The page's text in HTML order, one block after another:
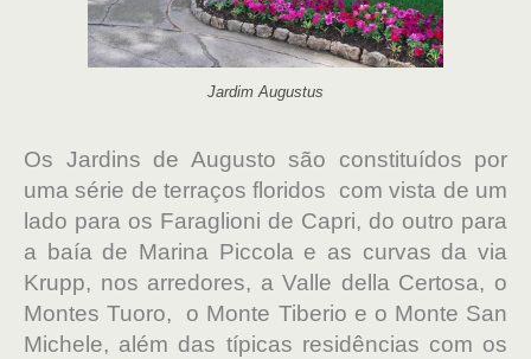
Jardim Augustus
Os Jardins de Augusto são constituídos por
uma série de terraços floridos com vista de um
lado para os Faraglioni de Capri, do outro para
a baía de Marina Piccola e as curvas da via
Krupp, nos arredores, a Valle della Certosa, o
Montes Tuoro, o Monte Tiberio e o Monte San
Michele, além das típicas residências com os